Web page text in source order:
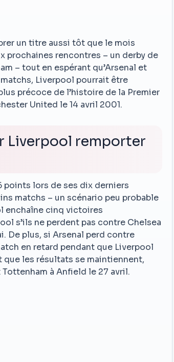
un titre aussi tôt que le mois
prochaines rencontres – un derby de
– tout en espérant qu’Arsenal et
Liverpool pourrait être
précoce de l’histoire de la Premier
United le 14 avril 2001.
Liverpool remporter
points lors de ses dix derniers
matchs – un scénario peu probable
enchaîne cinq victoires
s’ils ne perdent pas contre Chelsea
De plus, si Arsenal perd contre
en retard pendant que Liverpool
que les résultats se maintiennent,
à Anfield le 27 avril.